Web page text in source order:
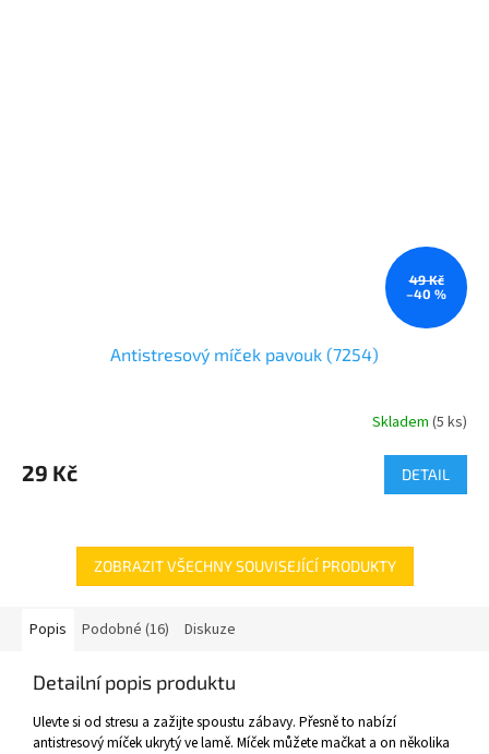
49 Kč
–40 %
Antistresový míček pavouk (7254)
Skladem (5 ks)
29 Kč DETAIL
ZOBRAZIT VŠECHNY SOUVISEJÍCÍ PRODUKTY
Popis Podobné (16) Diskuze
Detailní popis produktu
Ulevte si od stresu a zažijte spoustu zábavy. Přesně to nabízí
antistresový míček ukrytý ve lamě. Míček můžete mačkat a on několika